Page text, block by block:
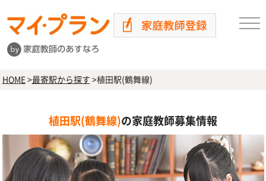
HOME>最寄駅から探す >植田駅(鶴舞線)
植田駅(鶴舞線)の家庭教師募集情報